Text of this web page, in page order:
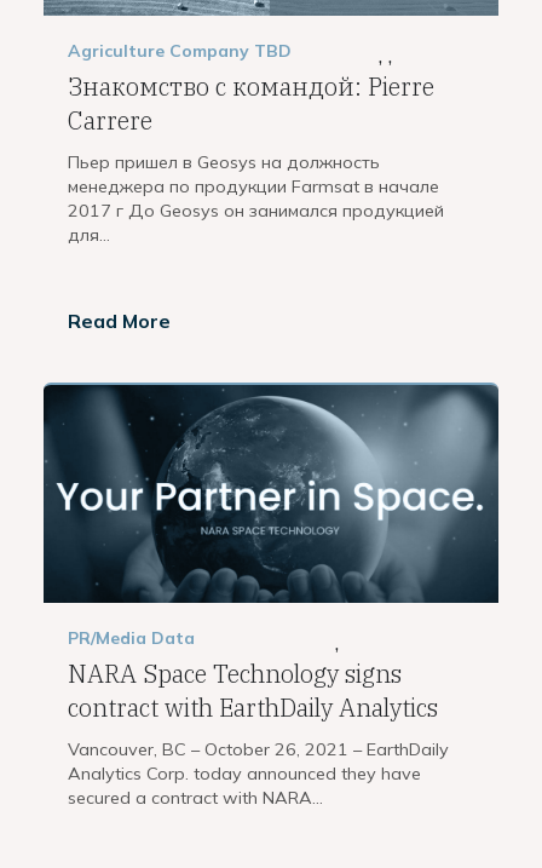
Agriculture ,
Company ,
TBD
Знакомство с командой: Pierre
Carrere
Пьер пришел в Geosys на должность
менеджера по продукции Farmsat в начале
2017 г До Geosys он занимался продукцией
для...
Read More
PR/Media ,
Data
NARA Space Technology signs
contract with EarthDaily Analytics
Vancouver, BC – October 26, 2021 – EarthDaily
Analytics Corp. today announced they have
secured a contract with NARA...